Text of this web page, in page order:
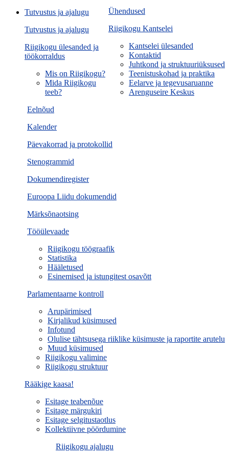
Ühendused
Riigikogu Kantselei
Kantselei ülesanded
Kontaktid
Juhtkond ja struktuuriüksused
Teenistuskohad ja praktika
Eelarve ja tegevusaruanne
Arenguseire Keskus
Eelnõud
Kalender
Päevakorrad ja protokollid
Stenogrammid
Dokumendiregister
Euroopa Liidu dokumendid
Märksõnaotsing
Tööülevaade
Riigikogu töögraafik
Statistika
Hääletused
Esinemised ja istungitest osavõtt
Parlamentaarne kontroll
Arupärimised
Kirjalikud küsimused
Infotund
Olulise tähtsusega riiklike küsimuste ja raportite arutelu
Muud küsimused
Tutvustus ja ajalugu
Tutvustus ja ajalugu
Riigikogu ülesanded ja
töökorraldus
Mis on Riigikogu?
Mida Riigikogu
teeb?
Riigikogu valimine
Riigikogu struktuur
Rääkige kaasa!
Esitage teabenõue
Esitage märgukiri
Esitage selgitustaotlus
Kollektiivne pöördumine
Riigikogu ajalugu